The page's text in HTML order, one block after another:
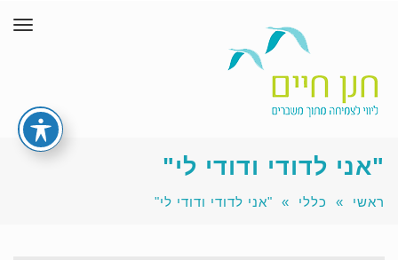
"אני לדודי ודודי לי"
ראשי » כללי » "אני לדודי ודודי לי"